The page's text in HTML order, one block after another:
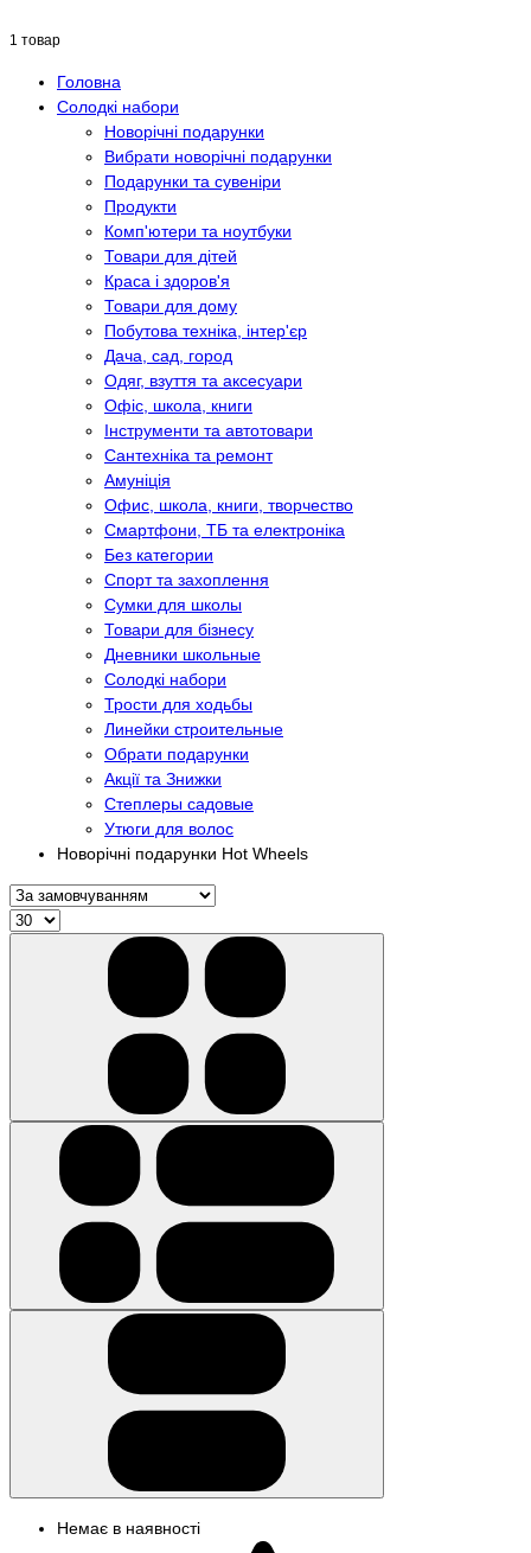
1 товар
Головна
Солодкі набори
Новорічні подарунки
Вибрати новорічні подарунки
Подарунки та сувеніри
Продукти
Комп'ютери та ноутбуки
Товари для дітей
Краса і здоров'я
Товари для дому
Побутова техніка, інтер'єр
Дача, сад, город
Одяг, взуття та аксесуари
Офіс, школа, книги
Інструменти та автотовари
Сантехніка та ремонт
Амуніція
Офис, школа, книги, творчество
Смартфони, ТБ та електроніка
Без категории
Спорт та захоплення
Сумки для школы
Товари для бізнесу
Дневники школьные
Солодкі набори
Трости для ходьбы
Линейки строительные
Обрати подарунки
Акції та Знижки
Степлеры садовые
Утюги для волос
Новорічні подарунки Hot Wheels
Немає в наявності